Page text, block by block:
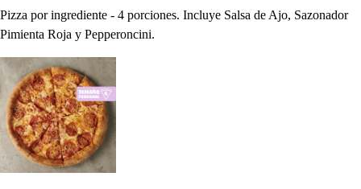
Pizza por ingrediente - 4 porciones. Incluye Salsa de Ajo, Sazonador
Pimienta Roja y Pepperoncini.